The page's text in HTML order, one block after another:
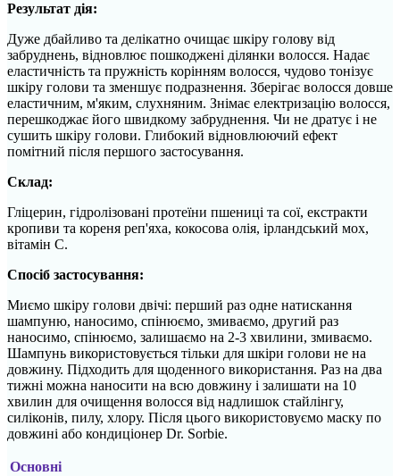
Результат дія:
Дуже дбайливо та делікатно очищає шкіру голову від
забруднень, відновлює пошкоджені ділянки волосся. Надає
еластичність та пружність корінням волосся, чудово тонізує
шкіру голови та зменшує подразнення. Зберігає волосся довше
еластичним, м'яким, слухняним. Знімає електризацію волосся,
перешкоджає його швидкому забруднення. Чи не дратує і не
сушить шкіру голови. Глибокий відновлюючий ефект
помітний після першого застосування.
Склад:
Гліцерин, гідролізовані протеїни пшениці та сої, екстракти
кропиви та кореня реп'яха, кокосова олія, ірландський мох,
вітамін С.
Спосіб застосування:
Миємо шкіру голови двічі: перший раз одне натискання
шампуню, наносимо, спінюємо, змиваємо, другий раз
наносимо, спінюємо, залишаємо на 2-3 хвилини, змиваємо.
Шампунь використовується тільки для шкіри голови не на
довжину. Підходить для щоденного використання. Раз на два
тижні можна наносити на всю довжину і залишати на 10
хвилин для очищення волосся від надлишок стайлінгу,
силіконів, пилу, хлору. Після цього використовуємо маску по
довжині або кондиціонер Dr. Sorbie.
Основні